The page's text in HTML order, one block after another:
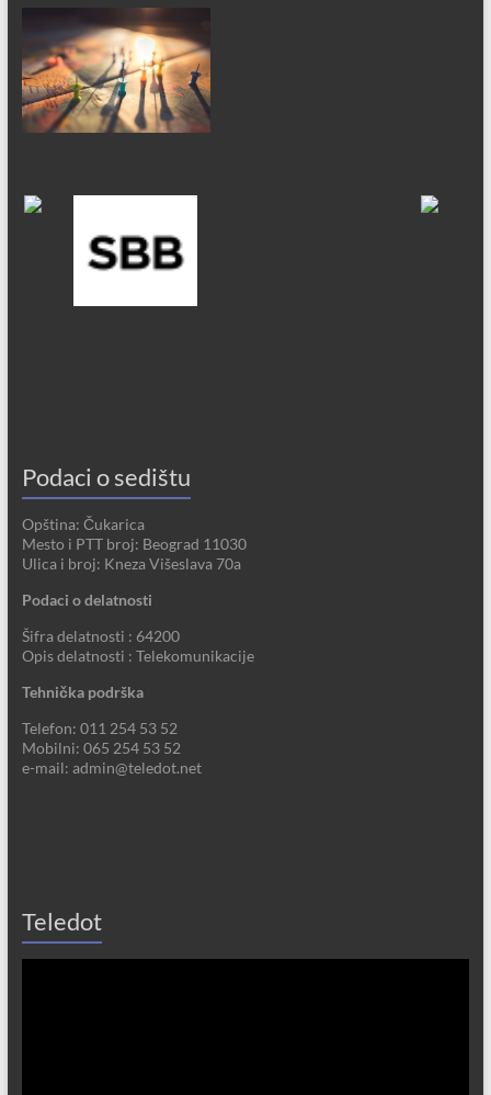
Podaci o sedištu
Opština: Čukarica
Mesto i PTT broj: Beograd 11030
Ulica i broj: Kneza Višeslava 70a
Podaci o delatnosti
Šifra delatnosti : 64200
Opis delatnosti : Telekomunikacije
Tehnička podrška
Telefon: 011 254 53 52
Mobilni: 065 254 53 52
e-mail: admin@teledot.net
Teledot